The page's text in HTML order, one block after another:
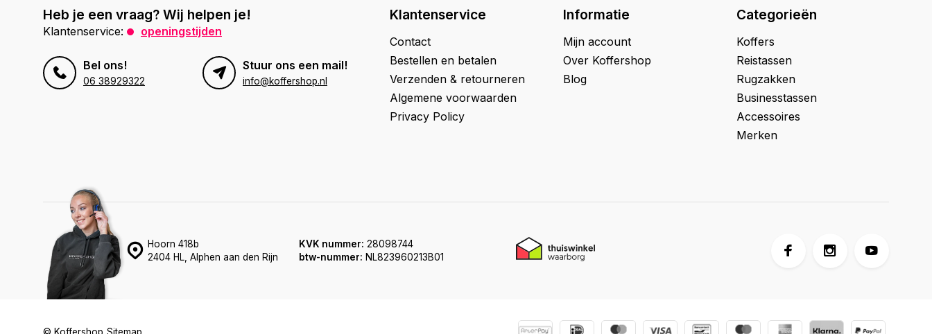
Heb je een vraag? Wij helpen je!
Klantenservice: openingstijden
Bel ons!
06 38929322
Stuur ons een mail!
info@koffershop.nl
Klantenservice
Contact
Bestellen en betalen
Verzenden & retourneren
Algemene voorwaarden
Privacy Policy
Informatie
Mijn account
Over Koffershop
Blog
Categorieën
Koffers
Reistassen
Rugzakken
Businesstassen
Accessoires
Merken
Hoorn 418b
2404 HL, Alphen aan den Rijn
KVK nummer: 28098744
btw-nummer: NL823960213B01